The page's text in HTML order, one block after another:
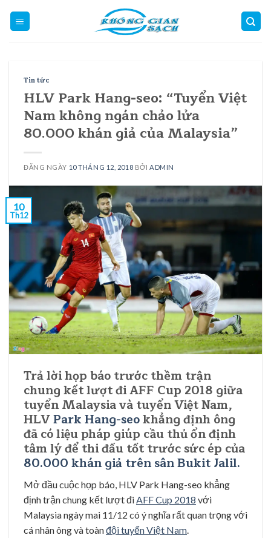
Tin tức
HLV Park Hang-seo: “Tuyển Việt
Nam không ngán chảo lửa
80.000 khán giả của Malaysia”
ĐĂNG NGÀY 10 THÁNG 12, 2018 BỞI ADMIN
10
Th12
Trả lời họp báo trước thềm trận
chung kết lượt đi AFF Cup 2018 giữa
tuyển Malaysia và tuyển Việt Nam,
HLVPark Hang-seokhẳng định ông
đã có liệu pháp giúp cầu thủ ổn định
tâm lý để thi đấu tốt trước sức ép của
80.000 khán giả trên sân Bukit Jalil.
Mở đầu cuộc họp báo, HLV Park Hang-seo khẳng
định trận chung kết lượt đi AFF Cup 2018 với
Malaysia ngày mai 11/12 có ý nghĩa rất quan trọng với
cá nhân ông và toànđội tuyển Việt Nam